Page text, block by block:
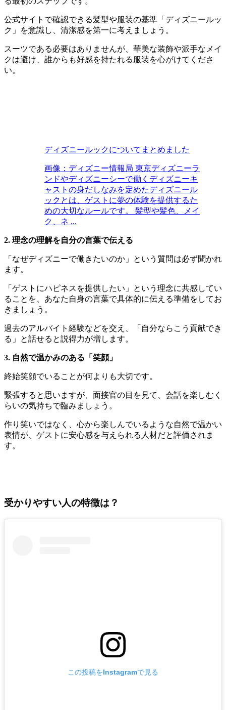
公式サイトで確認できる髪型や服装の基準「ディズニールッ
ク」を意識し、清潔感を第一に考えましょう。
スーツである必要はありませんが、華美な装飾や派手なメイ
クは避け、誰からも好感を持たれる服装を心がけてくださ
い。
ディズニールックについてまとめました
画像：ディズニー情報局 東京ディズニーラ
ンドやディズニーシーで働くディズニーキ
ャストの身だしなみを定めたディズニール
ックとは、ゲストに夢の体験を提供するた
めの大切なルールです。 髪型や髪色、メイ
ク、ネ ...
2. 理念の理解を自分の言葉で伝える
「なぜディズニーで働きたいのか」という質問は必ず聞かれ
ます。
「ゲストにハピネスを提供したい」という理念に共感してい
ることを、あなた自身の言葉で具体的に伝える準備をしてお
きましょう。
過去のアルバイト経験などを交え、「自分ならこう貢献でき
る」と話せると説得力が増します。
3. 自然で温かみのある「笑顔」
終始笑顔でいることが何よりも大切です。
緊張すると思いますが、面接官の目を見て、会話を楽しむく
らいの気持ちで臨みましょう。
作り笑いではなく、心から楽しんでいるような自然で温かい
表情が、ゲストに安心感を与えられる人材だと評価されま
す。
受かりやすい人の特徴は？
この投稿をInstagramで見る